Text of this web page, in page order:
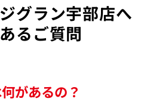
グラン宇部店へ
るご質問
があるの？